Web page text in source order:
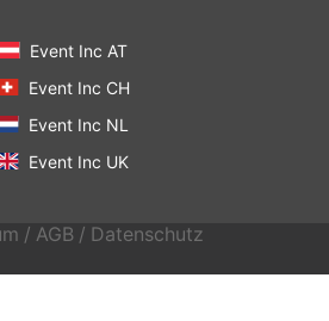
Event Inc AT
Event Inc CH
Event Inc NL
Event Inc UK
/ AGB / Datenschutz